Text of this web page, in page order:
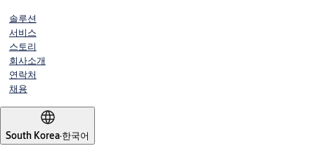
솔루션
서비스
스토리
회사소개
연락처
채용
South Korea·한국어